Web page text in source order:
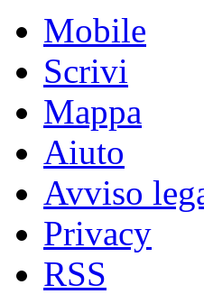
Mobile
Scrivi
Mappa
Aiuto
Avviso
Privacy
RSS